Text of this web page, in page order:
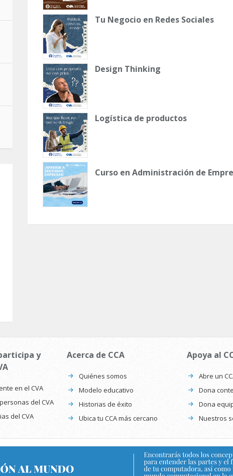
Tu Negocio en Redes Sociales
Design Thinking
Logística de productos
Curso en Administración de
y
en el CVA
del CVA
del CVA
Acerca de CCA
Quiénes somos
Modelo educativo
Historias de éxito
Ubica tu CCA más cercano
Apoya al
Abre un
Dona
Dona
Nuestros